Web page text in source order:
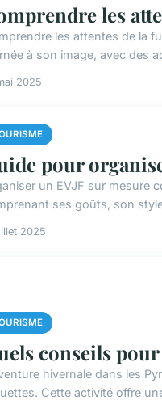
les
les attentes de la
à son image, avec des
2025
pour
un EVJF sur mesure
ses goûts, son
2025
conseils
hivernale dans les
Cette activité offre